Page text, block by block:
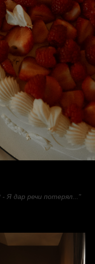
Я дар речи потерял..."